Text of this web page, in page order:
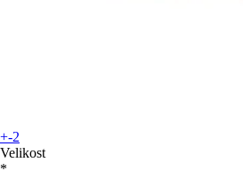
+-2
Velikost
*